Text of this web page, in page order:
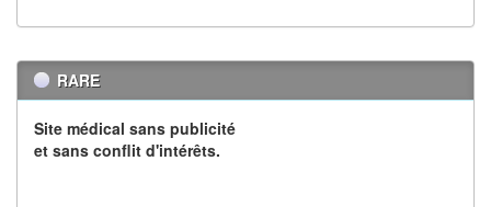
RARE
Site médical sans publicité
et sans conflit d'intérêts.